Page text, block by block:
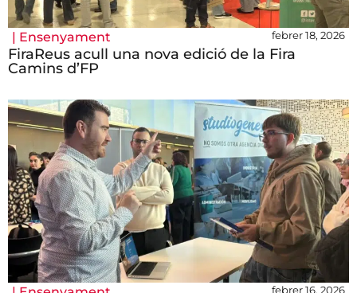
| Ensenyament febrer 18, 2026
FiraReus acull una nova edició de la Fira
Camins d’FP
febrer 16, 2026